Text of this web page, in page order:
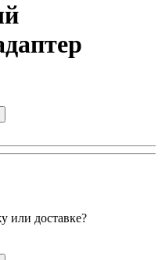
или доставке?